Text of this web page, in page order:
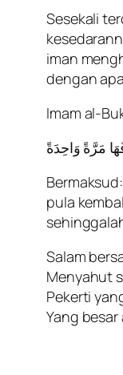
Sesekali
iman
dengan
Imam al-
pula
Salam
Menyahut
Pekerti
Yang